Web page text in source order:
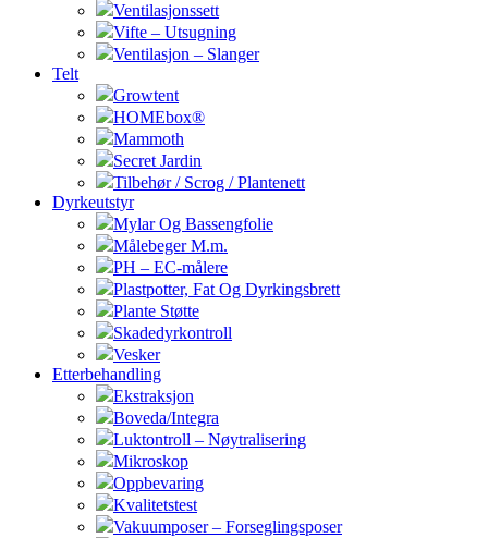
Ventilasjonssett
Vifte – Utsugning
Ventilasjon – Slanger
Telt
Growtent
HOMEbox®
Mammoth
Secret Jardin
Tilbehør / Scrog / Plantenett
Dyrkeutstyr
Mylar Og Bassengfolie
Målebeger M.m.
PH – EC-målere
Plastpotter, Fat Og Dyrkingsbrett
Plante Støtte
Skadedyrkontroll
Vesker
Etterbehandling
Ekstraksjon
Boveda/Integra
Luktontroll – Nøytralisering
Mikroskop
Oppbevaring
Kvalitetstest
Vakuumposer – Forseglingsposer